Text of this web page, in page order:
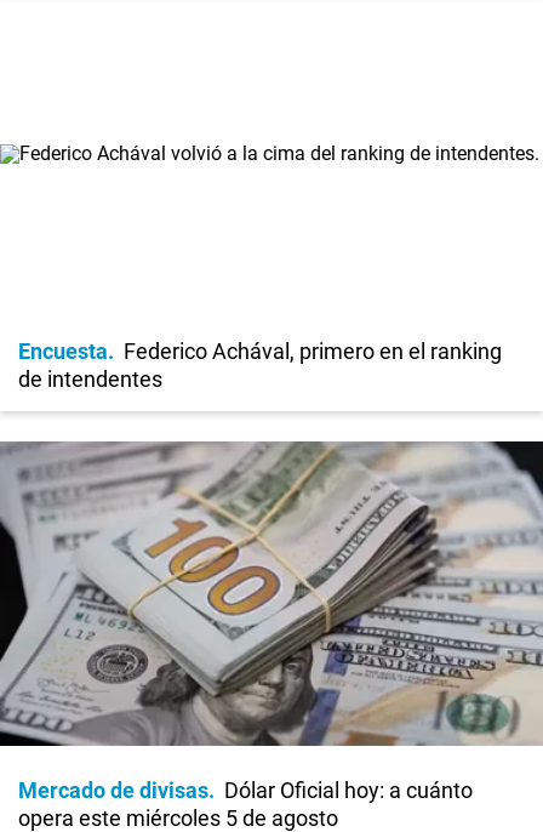
Encuesta
Federico Achával, primero en el ranking
de intendentes
Mercado de divisas
Dólar Oficial hoy: a cuánto
opera este miércoles 5 de agosto